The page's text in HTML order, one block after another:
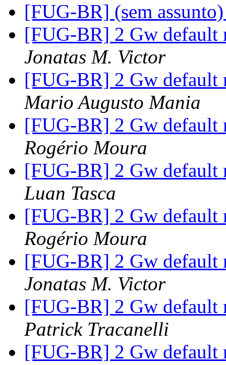
[FUG-BR] (sem
[FUG-BR] 2 Gw default
Jonatas M. Victor
[FUG-BR] 2 Gw default
Mario Augusto Mania
[FUG-BR] 2 Gw default
Rogério Moura
[FUG-BR] 2 Gw default
Luan Tasca
[FUG-BR] 2 Gw default
Rogério Moura
[FUG-BR] 2 Gw default
Jonatas M. Victor
[FUG-BR] 2 Gw default
Patrick Tracanelli
[FUG-BR] 2 Gw default